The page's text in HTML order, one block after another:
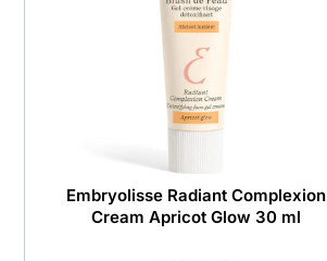
Embryolisse Radiant Complexion
Cream Apricot Glow 30 ml